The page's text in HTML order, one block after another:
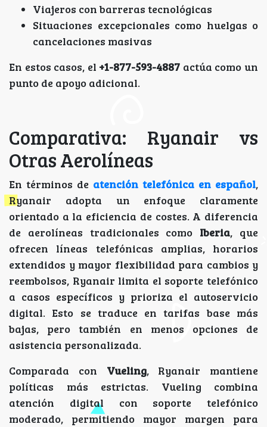
Viajeros con barreras tecnológicas
Situaciones excepcionales como huelgas o
cancelaciones masivas
En estos casos, el +1-877-593-4887 actúa como un
punto de apoyo adicional.
Comparativa: Ryanair vs
Otras Aerolíneas
En términos de atención telefónica en español,
Ryanair adopta un enfoque claramente
orientado a la eficiencia de costes. A diferencia
de aerolíneas tradicionales como Iberia, que
ofrecen líneas telefónicas amplias, horarios
extendidos y mayor flexibilidad para cambios y
reembolsos, Ryanair limita el soporte telefónico
a casos específicos y prioriza el autoservicio
digital. Esto se traduce en tarifas base más
bajas, pero también en menos opciones de
asistencia personalizada.
Comparada con Vueling, Ryanair mantiene
políticas más estrictas. Vueling combina
atención digital con soporte telefónico
moderado, permitiendo mayor margen para